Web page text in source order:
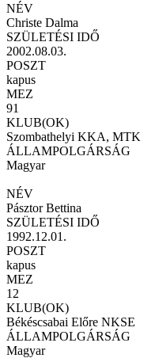
NÉV
Christe Dalma
SZÜLETÉSI IDŐ
2002.08.03.
POSZT
kapus
MEZ
91
KLUB(OK)
Szombathelyi KKA, MTK
ÁLLAMPOLGÁRSÁG
Magyar
NÉV
Pásztor Bettina
SZÜLETÉSI IDŐ
1992.12.01.
POSZT
kapus
MEZ
12
KLUB(OK)
Békéscsabai Előre NKSE
ÁLLAMPOLGÁRSÁG
Magyar